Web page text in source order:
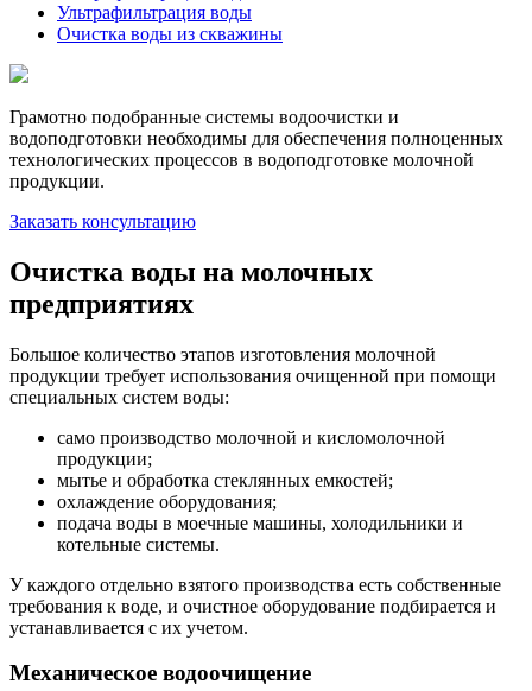
Ультрафильтрация воды
Очистка воды из скважины
Грамотно подобранные системы водоочистки и
водоподготовки необходимы для обеспечения полноценных
технологических процессов в водоподготовке молочной
продукции.
Заказать консультацию
Очистка воды на молочных
предприятиях
Большое количество этапов изготовления молочной
продукции требует использования очищенной при помощи
специальных систем воды:
само производство молочной и кисломолочной
продукции;
мытье и обработка стеклянных емкостей;
охлаждение оборудования;
подача воды в моечные машины, холодильники и
котельные системы.
У каждого отдельно взятого производства есть собственные
требования к воде, и очистное оборудование подбирается и
устанавливается с их учетом.
Механическое водоочищение